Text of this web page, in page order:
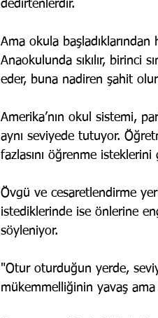
dedirtenlerdir.
Ama okula başladıklarından
Anaokulunda sıkılır, birinci
eder, buna nadiren şahit
Amerika’nın okul sistemi,
aynı seviyede tutuyor.
fazlasını öğrenme isteklerini
Övgü ve cesaretlendirme
istediklerinde ise önlerine
söyleniyor.
"Otur oturduğun yerde,
mükemmelliğinin yavaş